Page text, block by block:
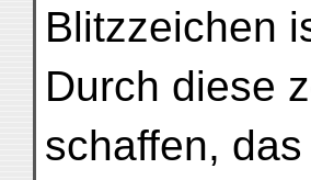
Blitzzeichen
Durch diese
schaffen,